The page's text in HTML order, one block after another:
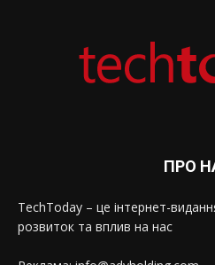
ПРО
TechToday – це інтернет-
розвиток та вплив на нас